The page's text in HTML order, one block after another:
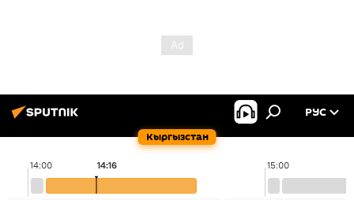
Кыргызстан
РУС
14:00 15:00
14:16